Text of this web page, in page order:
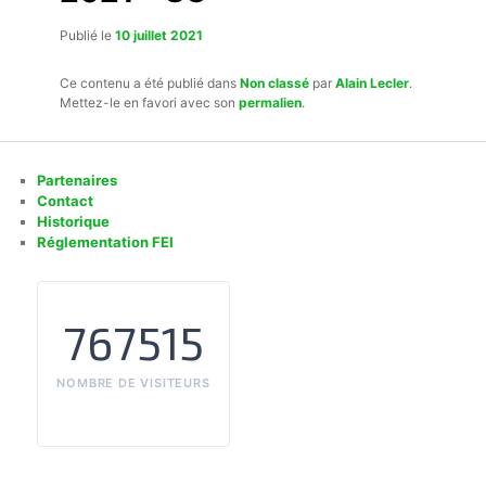
Publié le 10 juillet 2021
Ce contenu a été publié dans Non classépar Alain Lecler.
Mettez-le en favori avec son permalien.
Partenaires
Contact
Historique
Réglementation FEI
767515
NOMBRE DE VISITEURS